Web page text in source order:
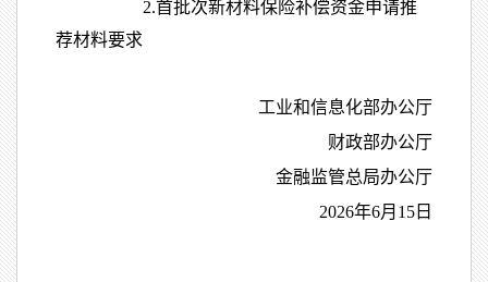
2.首批次新材料保险补偿资金申请推
荐材料要求
工业和信息化部办公厅
财政部办公厅
金融监管总局办公厅
2026年6月15日